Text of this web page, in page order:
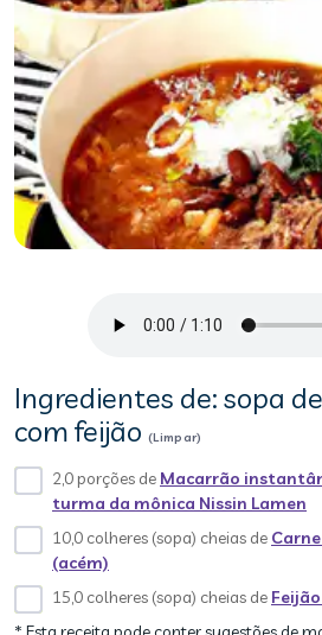
Ingredientes de: sopa
com feijão (Limpar)
2,0 porções de Macarrão
turma da mônica Nissin Lamen
10,0 colheres (sopa) cheias de
(acém)
15,0 colheres (sopa) cheias de